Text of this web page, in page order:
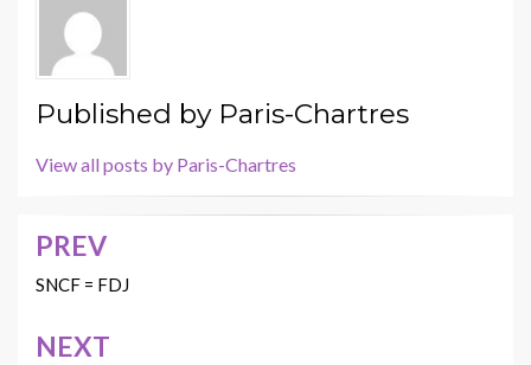
Published by Paris-Chartres
View all posts by Paris-Chartres
Navigation
de
l’article
PREV
SNCF = FDJ
NEXT